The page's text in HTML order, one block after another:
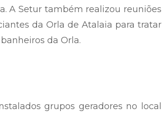
A Setur também realizou reuniões
da Orla de Atalaia para tratar
da Orla.
grupos geradores no local